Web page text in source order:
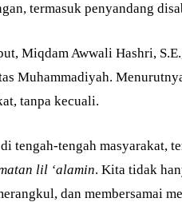
termasuk penyandang
Miqdam Awwali Hashri,
Muhammadiyah.
tanpa kecuali.
tengah-tengah masyarakat,
lil ‘alamin. Kita tidak
dan membersamai